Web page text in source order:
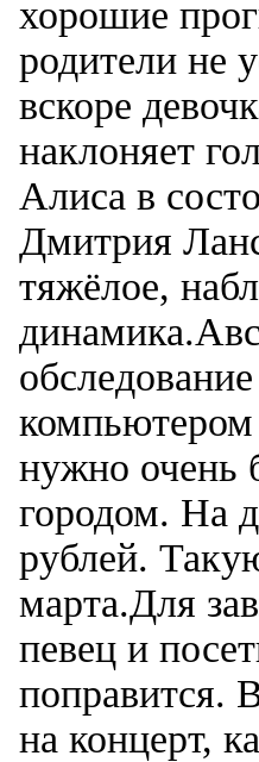
хорошие
родители не
вскоре
наклоняет
Алиса в
Дмитрия
тяжёлое,
компьютером
нужно очень
городом. На
рублей.
марта.Для
певец и
поправится.
на концерт,